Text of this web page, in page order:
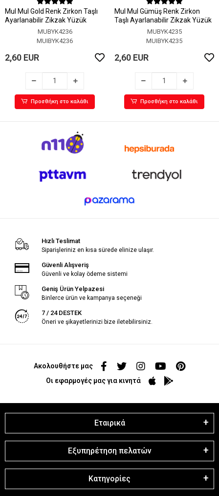
MuI MuI Gold Renk Zirkon Taşlı
Ayarlanabilir Zikzak Yüzük
MUBYK4236
MUIBYK4236
2,60 EUR
Προσθήκη στο καλάθι
MuI MuI Gümüş Renk Zirkon
Taşlı Ayarlanabilir Zikzak Yüzük
MUBYK4235
MUIBYK4235
2,60 EUR
Προσθήκη στο καλάθι
Hızlı Teslimat
Siparişleriniz en kısa sürede elinize ulaşır.
Güvenli Alışveriş
Güvenli ve kolay ödeme sistemi
Geniş Ürün Yelpazesi
Binlerce ürün ve kampanya seçeneği
7 / 24 DESTEK
Öneri ve şikayetlerinizi bize iletebilirsiniz.
Ακολουθήστε μας
Οι εφαρμογές μας για κινητά
Εταιρικά
Εξυπηρέτηση πελατών
Κατηγορίες